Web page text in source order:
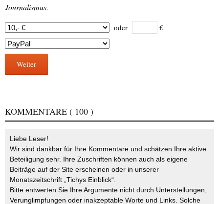
Journalismus.
oder €
Weiter
KOMMENTARE ( 100 )
Liebe Leser!
Wir sind dankbar für Ihre Kommentare und schätzen Ihre aktive
Beteiligung sehr. Ihre Zuschriften können auch als eigene
Beiträge auf der Site erscheinen oder in unserer
Monatszeitschrift „Tichys Einblick“.
Bitte entwerten Sie Ihre Argumente nicht durch Unterstellungen,
Verunglimpfungen oder inakzeptable Worte und Links. Solche